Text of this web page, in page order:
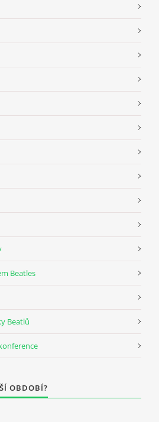
Beatles
Beatlů
OBDOBÍ?